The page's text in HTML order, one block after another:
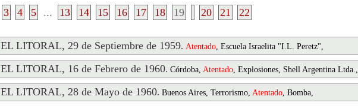
3 4 5 ... 13 14 15 16 17 18 19 20 21 22
EL LITORAL, 29 de Septiembre de 1959. Atentado, Escuela Israelita "I.L. Peretz",
EL LITORAL, 16 de Febrero de 1960. Córdoba, Atentado, Explosiones, Shell Argentina Ltda.,
EL LITORAL, 28 de Mayo de 1960. Buenos Aires, Terrorismo, Atentado, Bomba,